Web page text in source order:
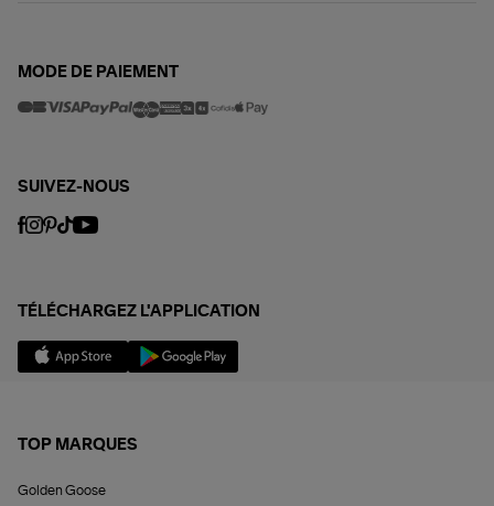
MODE DE PAIEMENT
SUIVEZ-NOUS
TÉLÉCHARGEZ L'APPLICATION
TOP MARQUES
Golden Goose